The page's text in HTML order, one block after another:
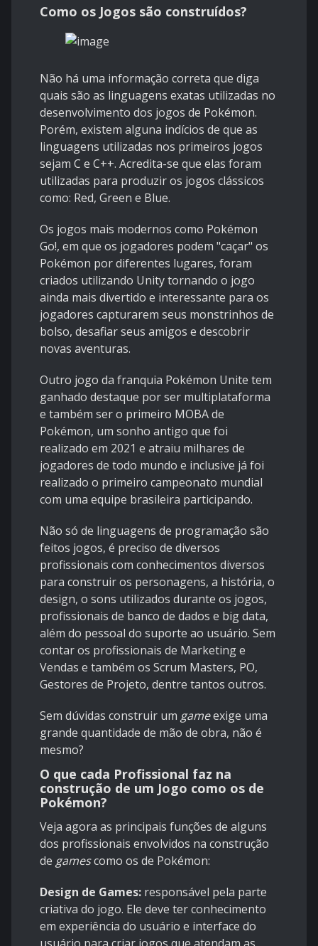
Como os Jogos são construídos?
Não há uma informação correta que diga
quais são as linguagens exatas utilizadas no
desenvolvimento dos jogos de Pokémon.
Porém, existem alguna indícios de que as
linguagens utilizadas nos primeiros jogos
sejam C e C++. Acredita-se que elas foram
utilizadas para produzir os jogos clássicos
como: Red, Green e Blue.
Os jogos mais modernos como Pokémon
Go!, em que os jogadores podem "caçar" os
Pokémon por diferentes lugares, foram
criados utilizando Unity tornando o jogo
ainda mais divertido e interessante para os
jogadores capturarem seus monstrinhos de
bolso, desafiar seus amigos e descobrir
novas aventuras.
Outro jogo da franquia Pokémon Unite tem
ganhado destaque por ser multiplataforma
e também ser o primeiro MOBA de
Pokémon, um sonho antigo que foi
realizado em 2021 e atraiu milhares de
jogadores de todo mundo e inclusive já foi
realizado o primeiro campeonato mundial
com uma equipe brasileira participando.
Não só de linguagens de programação são
feitos jogos, é preciso de diversos
profissionais com conhecimentos diversos
para construir os personagens, a história, o
design, o sons utilizados durante os jogos,
profissionais de banco de dados e big data,
além do pessoal do suporte ao usuário. Sem
contar os profissionais de Marketing e
Vendas e também os Scrum Masters, PO,
Gestores de Projeto, dentre tantos outros.
Sem dúvidas construir um gameexige uma
grande quantidade de mão de obra, não é
mesmo?
O que cada Profissional faz na
construção de um Jogo como os de
Pokémon?
Veja agora as principais funções de alguns
dos profissionais envolvidos na construção
de gamescomo os de Pokémon:
Design de Games: responsável pela parte
criativa do jogo. Ele deve ter conhecimento
em experiência do usuário e interface do